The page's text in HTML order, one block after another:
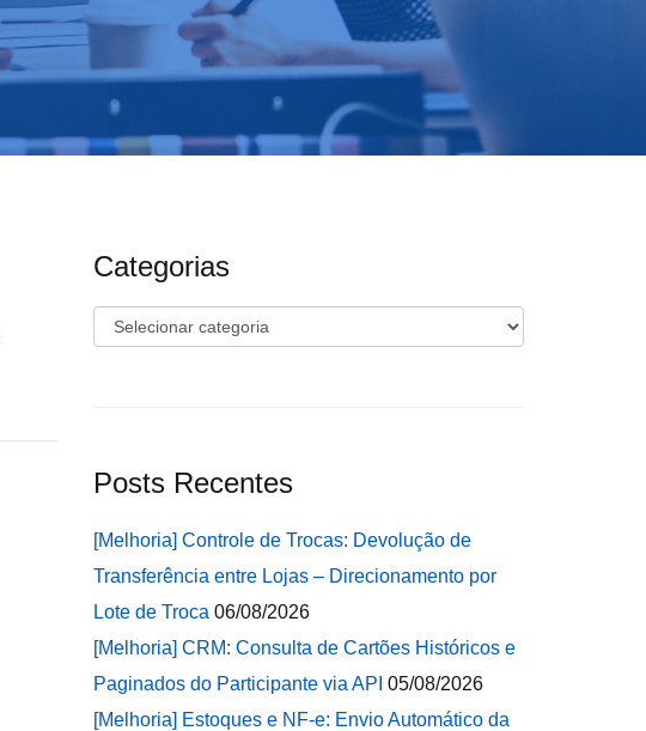
Categorias
Categorias
Posts Recentes
[Melhoria] Controle de Trocas: Devolução de
Transferência entre Lojas – Direcionamento por
Lote de Troca 06/08/2026
[Melhoria] CRM: Consulta de Cartões Históricos e
Paginados do Participante via API 05/08/2026
[Melhoria] Estoques e NF-e: Envio Automático da